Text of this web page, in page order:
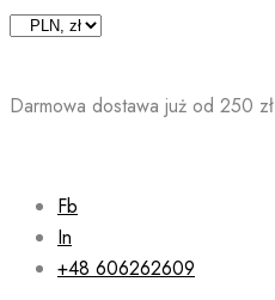
Skip
Darmowa dostawa już od 250 zł
Fb
In
+48 606262609